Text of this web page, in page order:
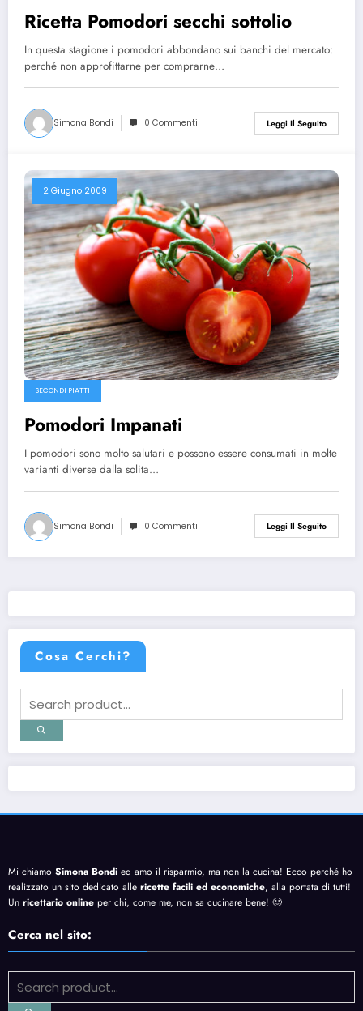
Ricetta Pomodori secchi sottolio
In questa stagione i pomodori abbondano sui banchi del mercato:
perché non approfittarne per comprarne…
Simona Bondi 0 Commenti Leggi Il Seguito
2 Giugno 2009
SECONDI PIATTI
Pomodori Impanati
I pomodori sono molto salutari e possono essere consumati in molte
varianti diverse dalla solita…
Simona Bondi 0 Commenti Leggi Il Seguito
Cosa Cerchi?
Mi chiamo Simona Bondi ed amo il risparmio, ma non la cucina! Ecco perché ho
realizzato un sito dedicato alle ricette facili ed economiche, alla portata di tutti!
Un ricettario online per chi, come me, non sa cucinare bene! 🙂
Cerca nel sito: